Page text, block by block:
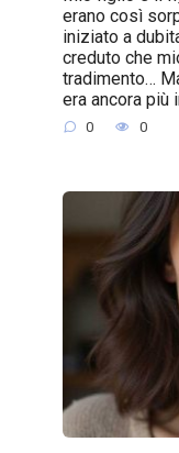
erano così
iniziato a
creduto che
tradimento…
era ancora più
0 0